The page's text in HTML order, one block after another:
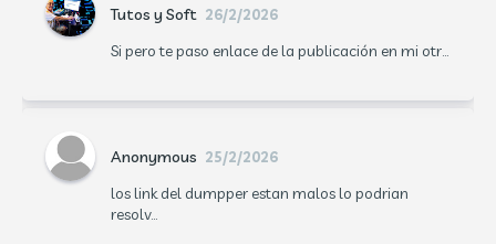
Tutos y Soft 26/2/2026
Si pero te paso enlace de la publicación en mi otr...
Anonymous 25/2/2026
los link del dumpper estan malos lo podrian
resolv...